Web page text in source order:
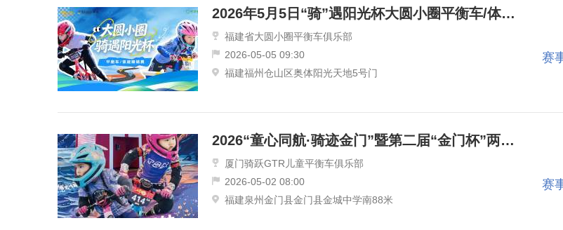
2026年5月5日“骑”遇阳光杯大圆小圈平衡车/体能障碍赛
福建省大圆小圈平衡车俱乐部
2026-05-05 09:30
福建福州仓山区奥体阳光天地5号门
赛
2026“童心同航·骑迹金门”暨第二届“金门杯”两岸亲子滑步车趣味赛
厦门骑跃GTR儿童平衡车俱乐部
2026-05-02 08:00
福建泉州金门县金门县金城中学南88米
赛